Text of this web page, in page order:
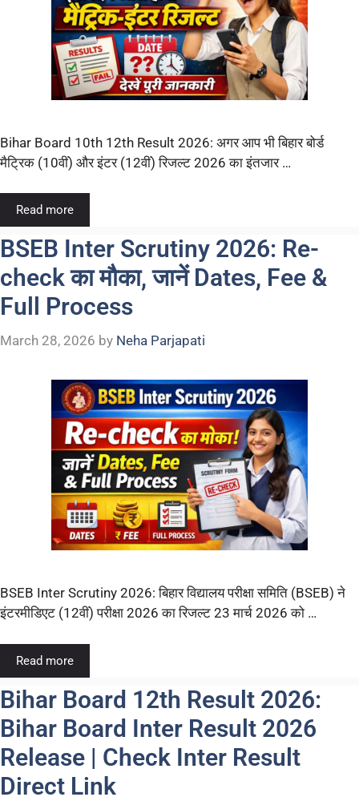
Bihar Board 10th 12th Result 2026: अगर आप भी बिहार बोर्ड
मैट्रिक (10वीं) और इंटर (12वीं) रिजल्ट 2026 का इंतजार …
Read more
BSEB Inter Scrutiny 2026: Re-
check का मौका, जानें Dates, Fee &
Full Process
March 28, 2026 by Neha Parjapati
BSEB Inter Scrutiny 2026: बिहार विद्यालय परीक्षा समिति (BSEB) ने
इंटरमीडिएट (12वीं) परीक्षा 2026 का रिजल्ट 23 मार्च 2026 को …
Read more
Bihar Board 12th Result 2026:
Bihar Board Inter Result 2026
Release | Check Inter Result
Direct Link